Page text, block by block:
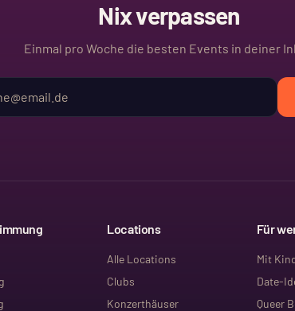
Nix verpassen
Einmal pro Woche die besten Events in deiner
Locations
Alle Locations
Clubs
Konzerthäuser
Für
Mit
Date-
Queer